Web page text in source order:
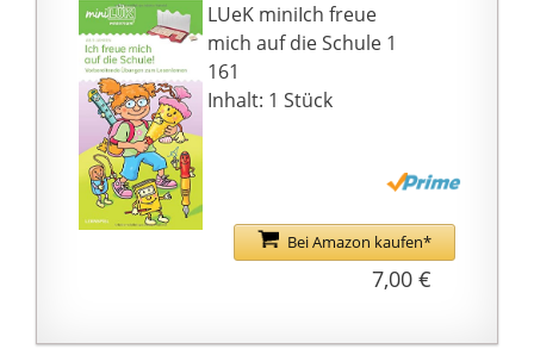
LUeK miniIch freue
mich auf die Schule 1
161
Inhalt: 1 Stück
Bei Amazon kaufen*
7,00 €